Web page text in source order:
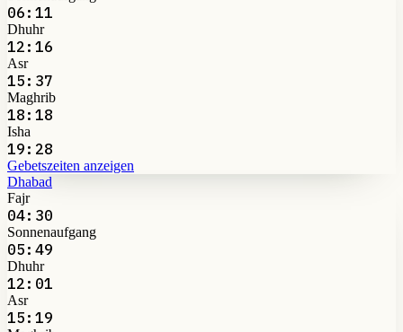
06:11
Dhuhr
12:16
Asr
15:37
Maghrib
18:18
Isha
19:28
Gebetszeiten anzeigen
Dhabad
Fajr
04:30
Sonnenaufgang
05:49
Dhuhr
12:01
Asr
15:19